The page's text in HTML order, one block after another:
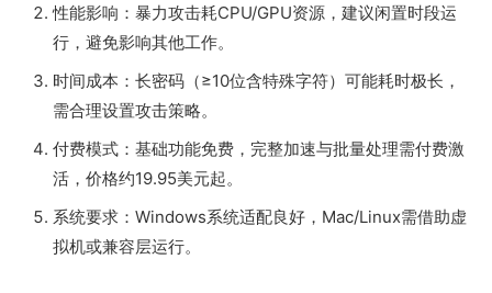
性能影响：暴力攻击耗CPU/GPU资源，建议闲置时段运
行，避免影响其他工作。
时间成本：长密码（≥10位含特殊字符）可能耗时极长，
需合理设置攻击策略。
付费模式：基础功能免费，完整加速与批量处理需付费激
活，价格约19.95美元起。
系统要求：Windows系统适配良好，Mac/Linux需借助虚
拟机或兼容层运行。